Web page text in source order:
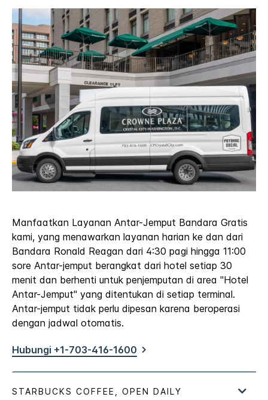
Manfaatkan Layanan Antar-Jemput Bandara Gratis
kami, yang menawarkan layanan harian ke dan dari
Bandara Ronald Reagan dari 4:30 pagi hingga 11:00
sore Antar-jemput berangkat dari hotel setiap 30
menit dan berhenti untuk penjemputan di area "Hotel
Antar-Jemput" yang ditentukan di setiap terminal.
Antar-jemput tidak perlu dipesan karena beroperasi
dengan jadwal otomatis.
Hubungi +1-703-416-1600